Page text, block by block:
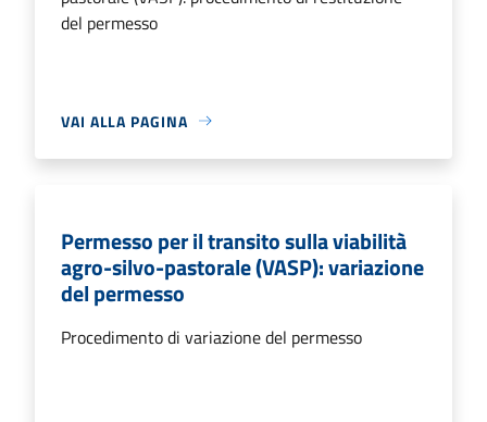
del permesso
VAI ALLA PAGINA
Permesso per il transito sulla viabilità
agro-silvo-pastorale (VASP): variazione
del permesso
Procedimento di variazione del permesso